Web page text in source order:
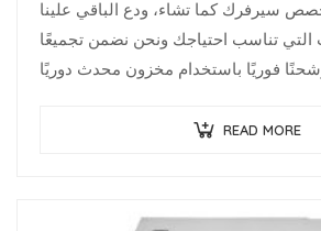
التي تناسب احتياجك ونحن نضمن تجميعًا
READ MORE